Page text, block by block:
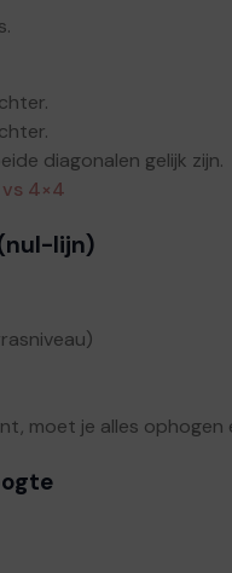
diagonalen gelijk zijn.
4×4
lijn)
moet je alles ophogen